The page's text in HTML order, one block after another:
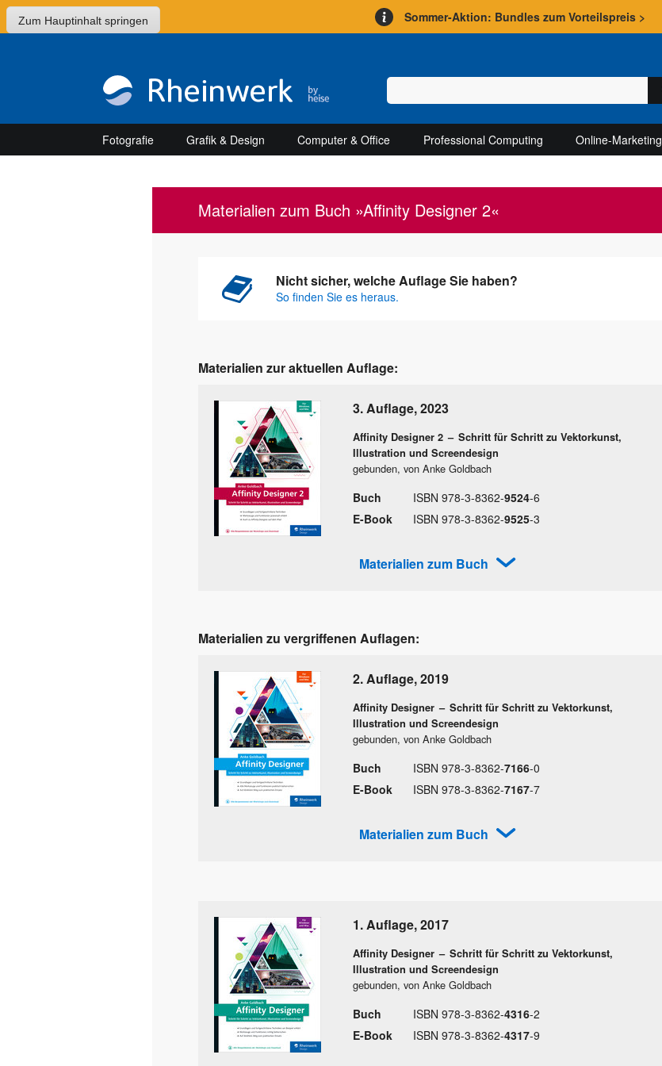
Zum Hauptinhalt springen Sommer-Aktion: Bundles zum Vorteilspreis >
Fotografie Grafik & Design Computer & Office Professional Computing Online-Marketing
Materialien zum Buch »Affinity Designer 2«
Nicht sicher, welche Auflage Sie haben?
So finden Sie es heraus.
Materialien zur aktuellen Auflage:
3. Auflage,2023
Affinity Designer 2 – Schritt für Schritt zu Vektorkunst,
Illustration und Screendesign
gebunden, von Anke Goldbach
Buch ISBN 978-3-8362-9524-6
E-Book
ISBN 978-3-8362-9525-3
Materialien zum Buch
Materialien zu vergriffenen Auflagen:
2. Auflage,2019
Affinity Designer – Schritt für Schritt zu Vektorkunst,
Illustration und Screendesign
gebunden, von Anke Goldbach
Buch ISBN 978-3-8362-7166-0
E-Book
ISBN 978-3-8362-7167-7
Materialien zum Buch
1. Auflage,2017
Affinity Designer – Schritt für Schritt zu Vektorkunst,
Illustration und Screendesign
gebunden, von Anke Goldbach
Buch ISBN 978-3-8362-4316-2
E-Book
ISBN 978-3-8362-4317-9